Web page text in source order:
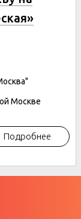
Москве
Подробнее